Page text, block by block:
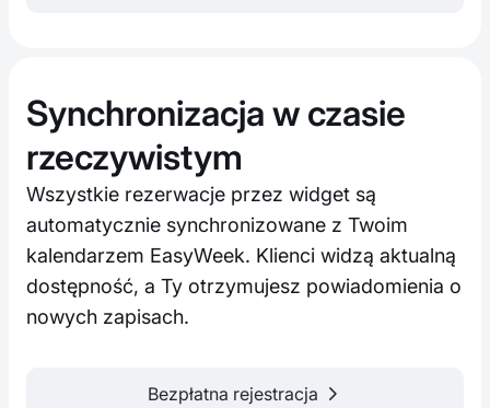
Synchronizacja w czasie
rzeczywistym
Wszystkie rezerwacje przez widget są
automatycznie synchronizowane z Twoim
kalendarzem EasyWeek. Klienci widzą aktualną
dostępność, a Ty otrzymujesz powiadomienia o
nowych zapisach.
Bezpłatna rejestracja